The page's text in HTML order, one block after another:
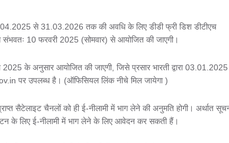
से 31.03.2026 तक की अवधि के लिए डीडी फ्री डिश डीटीएच
10 फरवरी 2025 (सोमवार) से आयोजित की जाएगी।
के अनुसार आयोजित की जाएगी, जिसे प्रसार भारती द्वारा
पर उपलब्ध है। (ऑफिसियल लिंक नीचे मिल जायेगा )
सैटेलाइट चैनलों को ही ई-नीलामी में भाग लेने की अनुमति होगी। अर्थात
के लिए ई-नीलामी में भाग लेने के लिए आवेदन कर सकती हैं।